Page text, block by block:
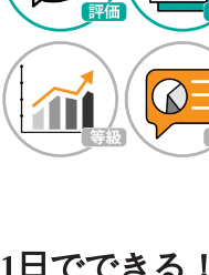
1日でできる